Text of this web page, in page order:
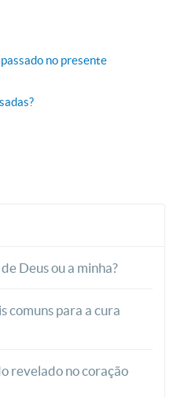
no presente
Deus ou a minha?
comuns para a cura
revelado no coração